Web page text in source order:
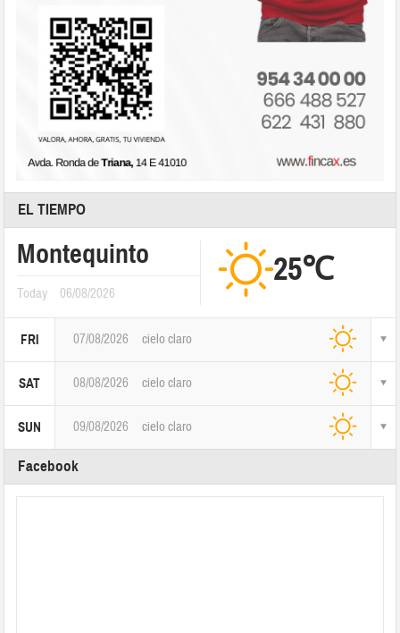
EL TIEMPO
Montequinto
Today 06/08/2026
25℃
FRI 07/08/2026 cielo claro
SAT 08/08/2026 cielo claro
SUN 09/08/2026 cielo claro
Facebook